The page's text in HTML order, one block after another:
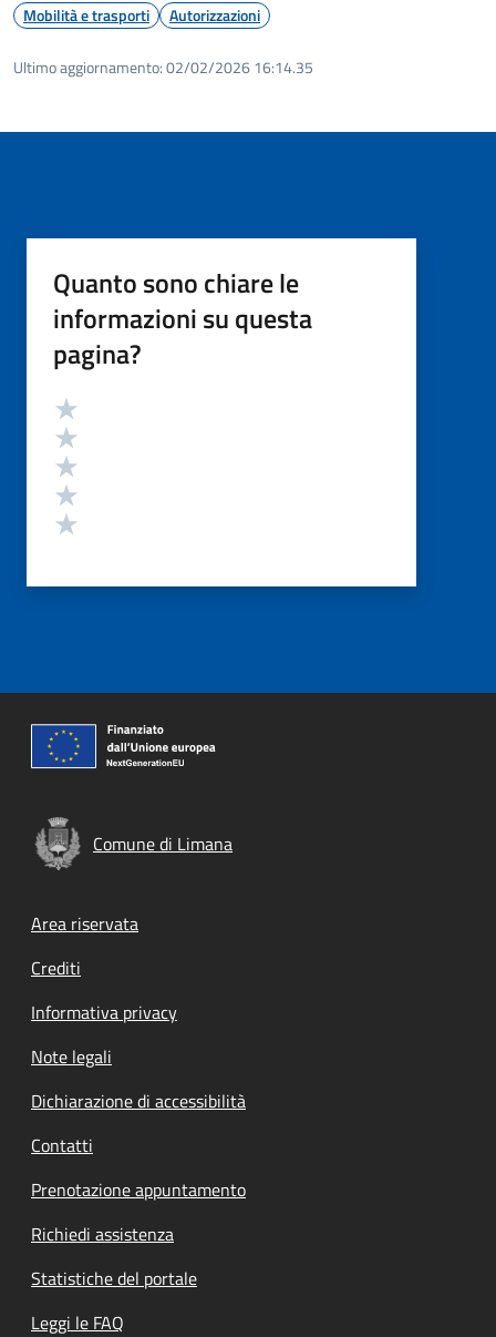
Mobilità e trasporti Autorizzazioni
Ultimo aggiornamento:02/02/2026 16:14.35
Quanto sono chiare le
informazioni su questa
pagina?
Valutazione
Comune di Limana
Footer menu
Area riservata
Crediti
Informativa privacy
Note legali
Dichiarazione di accessibilità
Contatti
Prenotazione appuntamento
Richiedi assistenza
Statistiche del portale
Leggi le FAQ